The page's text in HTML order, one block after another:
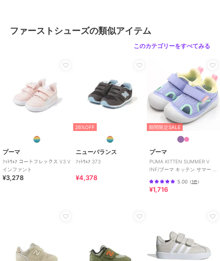
ファーストシューズの類似アイテム
このカテゴリーをすべてみる
プーマ
ﾌｯﾄｳｪｱ コートフレックス V3 V
インファント
¥3,278
26%OFF
ニューバランス
ﾌｯﾄｳｪｱ 373
¥4,378
期間限定SALE
プーマ
PUMA KITTEN SUMMER V
INF/プーマ キッテン サマー V
5.00（1件）
¥1,716